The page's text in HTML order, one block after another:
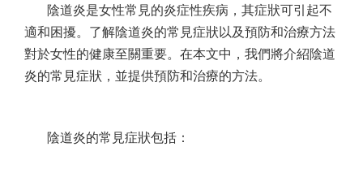
陰道炎是女性常見的炎症性疾病，其症狀可引起不
適和困擾。了解陰道炎的常見症狀以及預防和治療方法
對於女性的健康至關重要。在本文中，我們將介紹陰道
炎的常見症狀，並提供預防和治療的方法。
陰道炎的常見症狀包括：